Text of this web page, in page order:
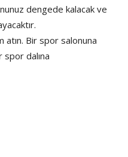
dengede kalacak ve
atın. Bir spor salonuna
dalına